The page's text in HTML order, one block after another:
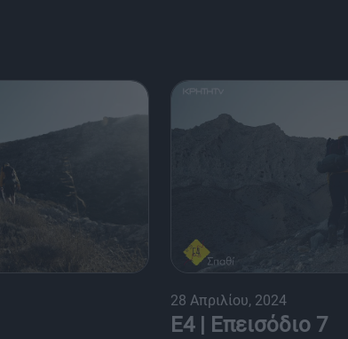
28 Απριλίου, 2024
Ε4 | Επεισόδιο 7